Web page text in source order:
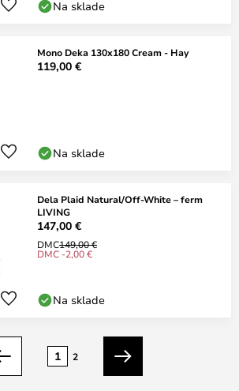
Na sklade
Mono Deka 130x180 Cream - Hay
119,00 €
Na sklade
Dela Plaid Natural/Off-White – ferm
LIVING
147,00 €
DMC149,00 €
DMC -2,00 €
Na sklade
Predchádzajúci
1 2
Ďalší